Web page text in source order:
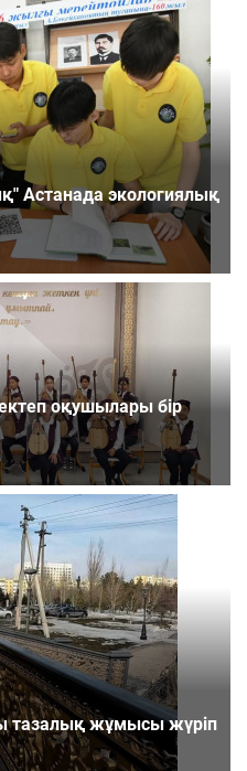
Астанада экологиялық
оқушылары бір
тазалық жұмысы жүріп